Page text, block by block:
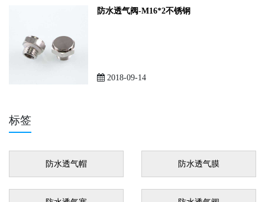
防水透气阀-M16*2不锈钢
2018-09-14
标签
防水透气帽 防水透气膜